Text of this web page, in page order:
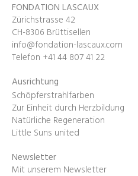
FONDATION LASCAUX
Zürichstrasse 42
CH-8306 Brüttisellen
info@fondation-lascaux.com
Telefon +41 44 807 41 22
Ausrichtung
Schöpferstrahlfarben
Zur Einheit durch Herzbildung
Natürliche Regeneration
Little Suns united
Newsletter
Mit unserem Newsletter